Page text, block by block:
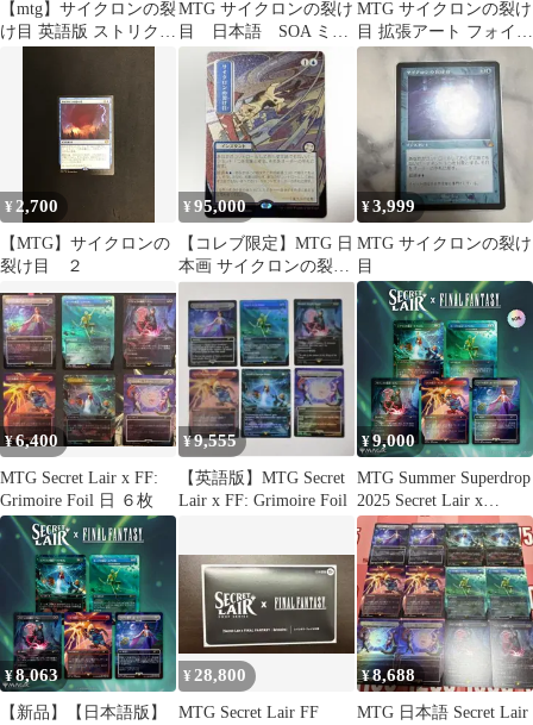
【mtg】サイクロンの裂
け目 英語版 ストリクス
MTG サイクロンの裂け
目 日本語 SOA ミス
ティカルアーカイブ
ストリクスヘイヴンの
秘密
MTG サイクロンの裂け
目 拡張アート フォイ
ル ミスティカルアー
カイブ
¥ 2,700
【MTG】サイクロンの
裂け目 ２
¥95,000
【コレブ限定】MTG 日
本画 サイクロンの裂け
目 シルバースクロール
foil
¥3,999
MTG サイクロンの裂け
目
¥6,400
MTG Secret Lair x FF:
Grimoire Foil 日 ６枚
¥9,555
【英語版】MTG Secret
Lair x FF: Grimoire Foil
¥9,000
MTG Summer Superdrop
2025 Secret Lair x
FINAL FANTASY:
Grimoire 日本語版 FOIL
¥8,063
【新品】【日本語版】
¥28,800
MTG Secret Lair FF
¥8,688
MTG 日本語 Secret Lair